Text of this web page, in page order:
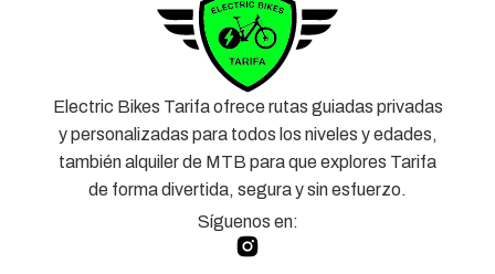
Electric Bikes Tarifa ofrece rutas guiadas privadas
y personalizadas para todos los niveles y edades,
también alquiler de MTB para que explores Tarifa
de forma divertida, segura y sin esfuerzo.
Síguenos en: